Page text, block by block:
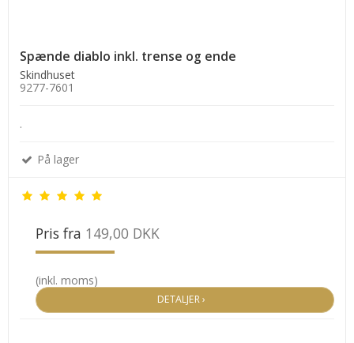
Spænde diablo inkl. trense og ende
Skindhuset
9277-7601
.
På lager
Pris fra 149,00 DKK
(inkl. moms)
DETALJER ›